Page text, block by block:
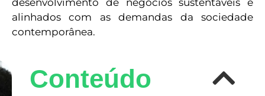
alinhados com as demandas da sociedade
contemporânea.
Conteúdo